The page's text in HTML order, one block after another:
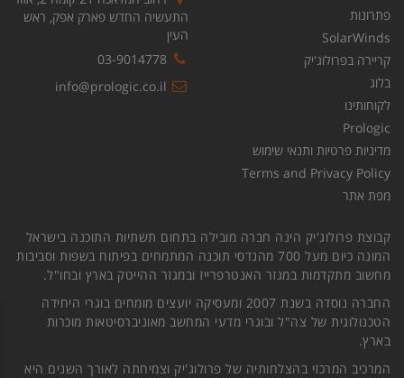
פתרונות
SolarWinds
קריירה בפרולוג'יק
בלוג
לקוחותינו
Prologic
מדיניות פרטיות ותנאי שימוש
Terms and Privacy Policy
מפת אתר
התעשיה החדש פארק אפק, ראש
העין
03-9014778
info@prologic.co.il
קבוצת פרולוג'יק הינה חברה מובילה בתחום תשתיות התוכנה בישראל
המונה כיום מעל 700 מהנדסי תוכנה המתמחים בפיתוח בשפות וסביבות
מחשוב מתקדמות במגזר האנטרפרייז ובמגזר ההייטק בארץ ובחו"ל.
החברה נוסדה בשנת 2007 ומעסיקה יועצים מומחים בוגרי היחידה
הטכנולוגית של צה"ל ובוגרי מדעי המחשב מאוניברסיטאות מוכרות
בארץ.
המרכיב המרכזי בהצלחותיה של פרולוג'יק וצמיחתה לאורך השנים היא